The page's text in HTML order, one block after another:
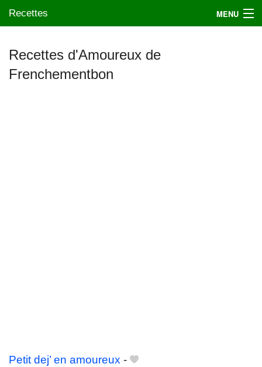
Recettes MENU
Mes blogs préférés
Recettes d'Amoureux de
Frenchementbon
Petit dej’ en amoureux -